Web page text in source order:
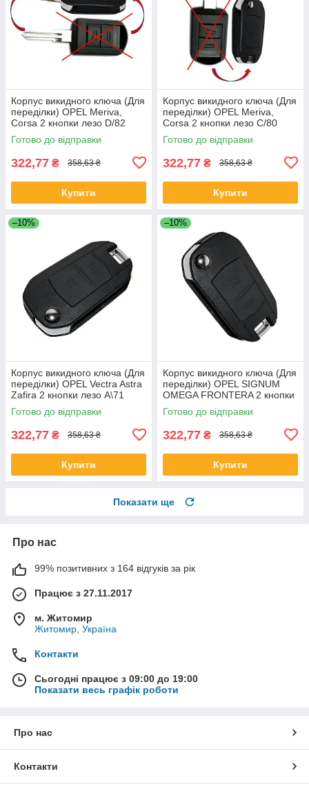
Корпус викидного ключа (Для
переділки) OPEL Meriva,
Corsa 2 кнопки лезо D/82
Готово до відправки
322,77 ₴ 358,63 ₴
Купити
Корпус викидного ключа (Для
переділки) OPEL Meriva,
Corsa 2 кнопки лезо С/80
Готово до відправки
322,77 ₴ 358,63 ₴
Купити
–10%
Корпус викидного ключа (Для
переділки) OPEL Vectra Astra
Zafira 2 кнопки лезо A\71
Готово до відправки
322,77 ₴ 358,63 ₴
Купити
–10%
Корпус викидного ключа (Для
переділки) OPEL SIGNUM
OMEGA FRONTERA 2 кнопки
лезо B\79
Готово до відправки
322,77 ₴ 358,63 ₴
Купити
Показати ще
Про нас
99% позитивних з 164 відгуків за рік
Працює з 27.11.2017
м. Житомир
Житомир, Україна
Контакти
Сьогодні працює з 09:00 до 19:00
Показати весь графік роботи
Про нас
Контакти